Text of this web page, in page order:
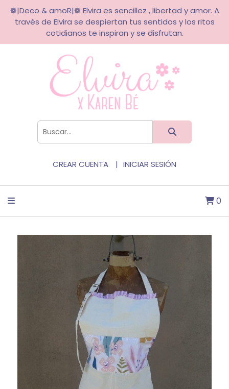
❁|Deco & amoR|❁ Elvira es sencillez , libertad y amor. A
través de Elvira se despiertan tus sentidos y los ritos
cotidianos te inspiran y se disfrutan.
CREAR CUENTA INICIAR SESIÓN
0